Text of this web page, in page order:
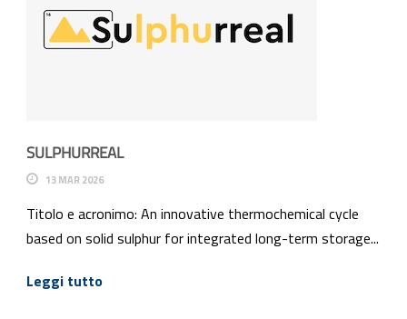
SULPHURREAL
13 MAR 2026
Titolo e acronimo: An innovative thermochemical cycle
based on solid sulphur for integrated long-term storage...
Leggi tutto